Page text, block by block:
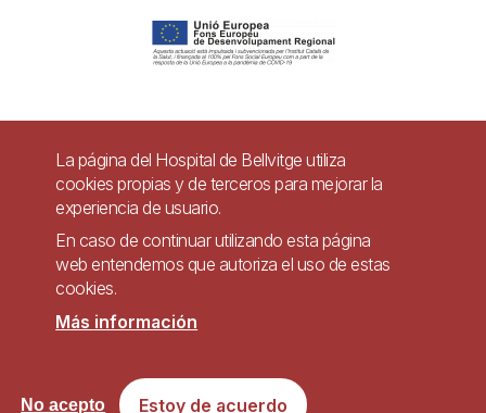
Pie
página
Contacto
Accesibilidad
Política de Privacidad de Sistemas de Videovigilancia
Sitio web accesible de conformidad con el Real Decreto 1112/2018, de 7 de
septiembre, sobre accesibilidad de los sitios web y aplicaciones para
La página del Hospital de Bellvitge utiliza
cookies propias y de terceros para mejorar la
experiencia de usuario.
En caso de continuar utilizando esta página
web entendemos que autoriza el uso de estas
cookies.
Más información
Estoy de acuerdo
No acepto